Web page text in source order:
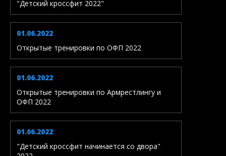
"Детский кроссфит 2022"
01.06.2022
Открытые тренировки по ОФП 2022
01.06.2022
Открытые тренировки по Армрестлингу и
ОФП 2022
01.06.2022
"Детский кроссфит начинается со двора"